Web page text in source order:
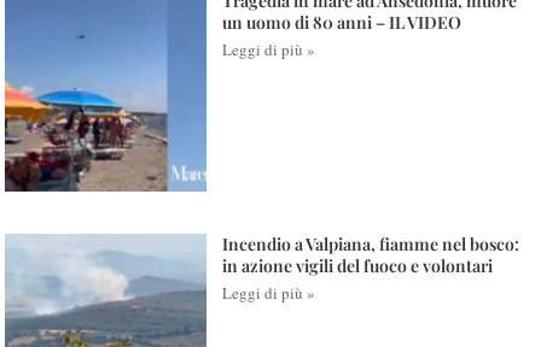
un uomo di 80 anni – IL VIDEO
Leggi di più »
Incendio a Valpiana, fiamme nel bosco:
in azione vigili del fuoco e volontari
Leggi di più »